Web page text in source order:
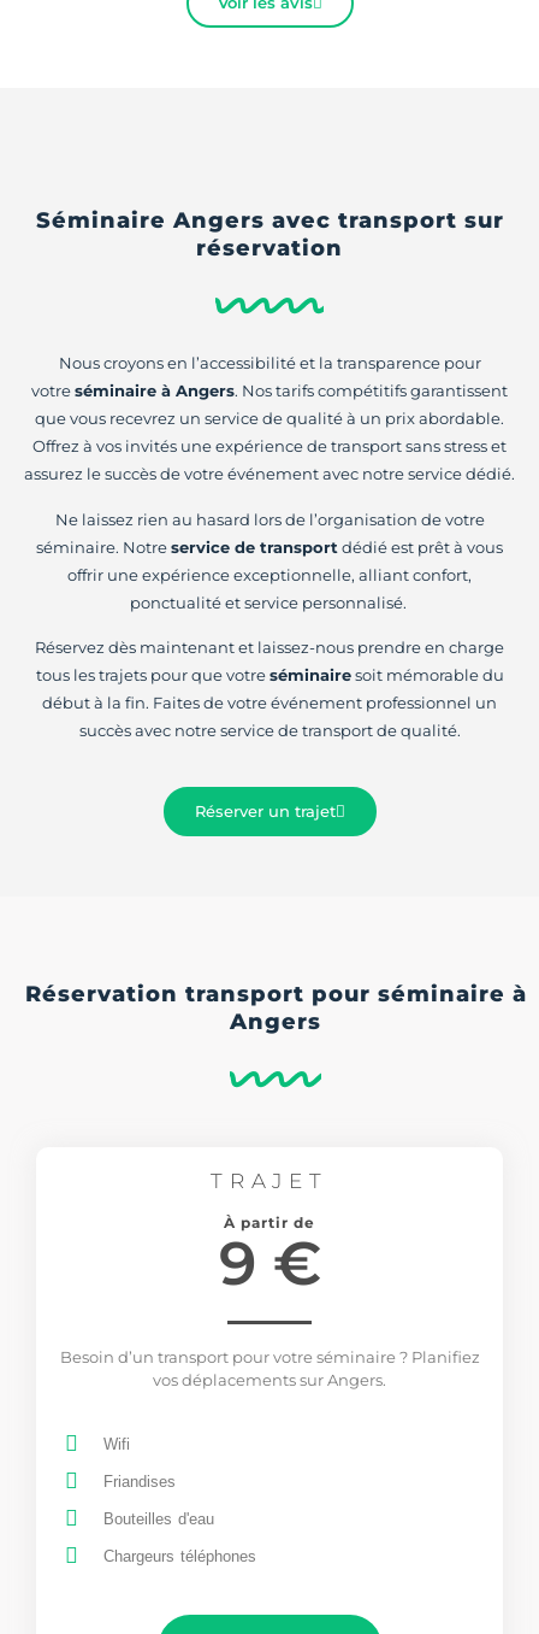
Séminaire Angers avec transport sur
réservation
Nous croyons en l’accessibilité et la transparence pour
votreséminaire à Angers. Nos tarifs compétitifs garantissent
que vous recevrez un service de qualité à un prix abordable.
Offrez à vos invités une expérience de transport sans stress et
assurez le succès de votre événement avec notre service dédié.
Ne laissez rien au hasard lors de l’organisation de votre
séminaire. Notreservice de transport dédié est prêt à vous
offrir une expérience exceptionnelle, alliant confort,
ponctualité et service personnalisé.
Réservez dès maintenant et laissez-nous prendre en charge
tous les trajets pour que votreséminairesoit mémorable du
début à la fin. Faites de votre événement professionnel un
succès avec notre service de transport de qualité.
Réserver un trajet
Réservation transport pour séminaire à
Angers
TRAJET
À partir de
9 €
Besoin d’un transport pour votre séminaire ? Planifiez
vos déplacements sur Angers.
Wifi
Friandises
Bouteilles d'eau
Chargeurs téléphones